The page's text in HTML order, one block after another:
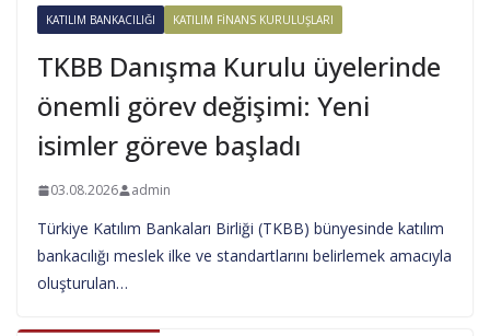
KATILIM BANKACILIĞI KATILIM FINANS KURULUŞLARI
TKBB Danışma Kurulu üyelerinde
önemli görev değişimi: Yeni
isimler göreve başladı
03.08.2026 admin
Türkiye Katılım Bankaları Birliği (TKBB) bünyesinde katılım
bankacılığı meslek ilke ve standartlarını belirlemek amacıyla
oluşturulan…